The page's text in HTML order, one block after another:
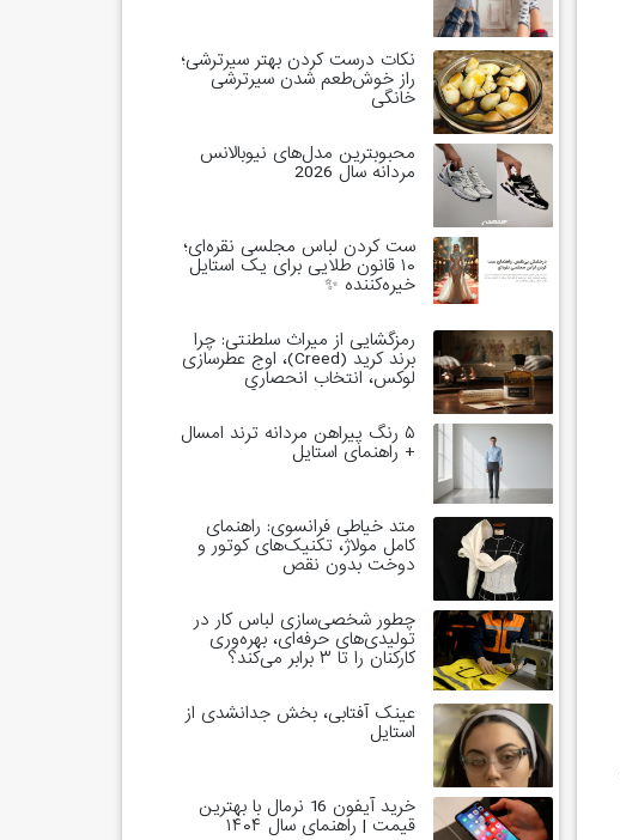
نکات درست کردن بهتر سیرترشی؛
راز خوش‌طعم شدن سیرترشی
خانگی
محبوبترین مدل‌های نیوبالانس
مردانه سال 2026
ست کردن لباس مجلسی نقره‌ای؛
۱۰ قانون طلایی برای یک استایل
خیره‌کننده ✨
رمزگشایی از میراث سلطنتی: چرا
برند کرید (Creed)، اوج عطرسازی
لوکس، انتخاب انحصاری
خاندان‌های حاکم است؟
۵ رنگ پیراهن مردانه ترند امسال
+ راهنمای استایل
متد خیاطی فرانسوی: راهنمای
کامل مولاژ، تکنیک‌های کوتور و
دوخت بدون نقص
چطور شخصی‌سازی لباس کار در
تولیدی‌های حرفه‌ای، بهره‌وری
کارکنان را تا ۳ برابر می‌کند؟
عینک آفتابی، بخش جدانشدی از
استایل
خرید آیفون 16 نرمال با بهترین
قیمت | راهنمای سال ۱۴۰۴